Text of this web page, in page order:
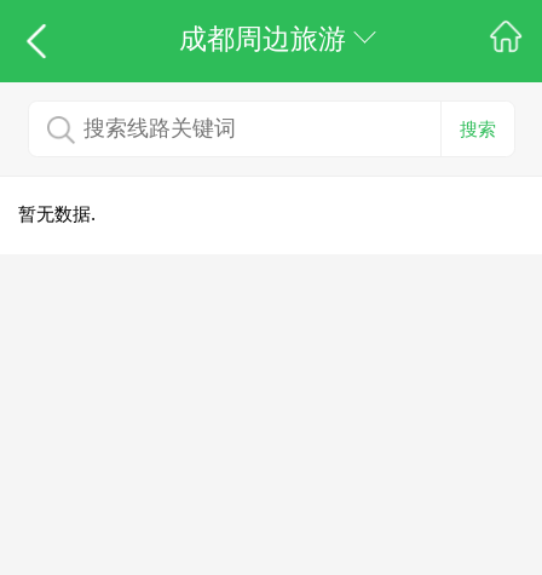
成都周边旅游
搜索
暂无数据.